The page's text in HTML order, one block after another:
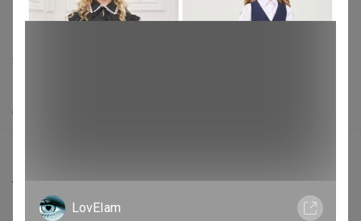
support@24-ok.ru
Защита покупателя
О нас
Анонсы
Новости
LovEIam